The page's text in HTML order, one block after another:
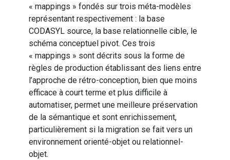
« mappings » fondés sur trois méta-modèles
représentant respectivement : la base
CODASYL source, la base relationnelle cible, le
schéma conceptuel pivot. Ces trois
« mappings » sont décrits sous la forme de
règles de production établissant des liens entre
l’approche de rétro-conception, bien que moins
efficace à court terme et plus difficile à
automatiser, permet une meilleure préservation
de la sémantique et sont enrichissement,
particulièrement si la migration se fait vers un
environnement orienté-objet ou relationnel-
objet.